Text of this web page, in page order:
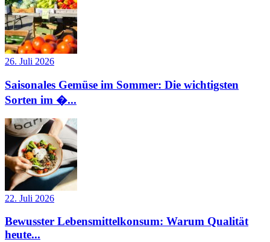
26. Juli 2026
Saisonales Gemüse im Sommer: Die wichtigsten
Sorten im �...
22. Juli 2026
Bewusster Lebensmittelkonsum: Warum Qualität
heute...